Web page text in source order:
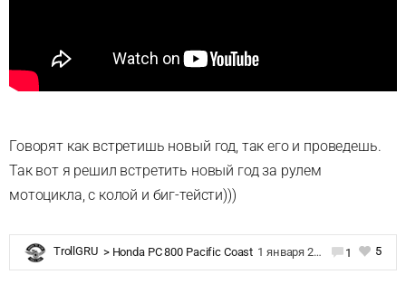
Говорят как встретишь новый год, так его и проведешь.
Так вот я решил встретить новый год за рулем
мотоцикла, с колой и биг-тейсти)))
TrollGRU > Honda PC 800 Pacific Coast 1 января 2021 в 08:19 1 5